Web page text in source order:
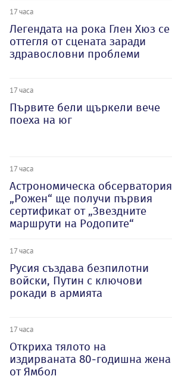
17 часа
Легендата на рока Глен Хюз се
оттегля от сцената заради
здравословни проблеми
17 часа
Първите бели щъркели вече
поеха на юг
17 часа
Астрономическа обсерватория
„Рожен“ ще получи първия
сертификат от „Звездните
маршрути на Родопите“
17 часа
Русия създава безпилотни
войски, Путин с ключови
рокади в армията
17 часа
Откриха тялото на
издирваната 80-годишна жена
от Ямбол